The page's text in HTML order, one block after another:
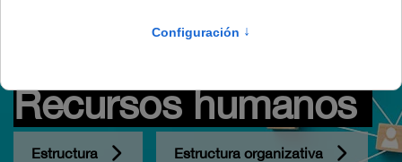
Recursos humanos
Estructura Estructura organizativa